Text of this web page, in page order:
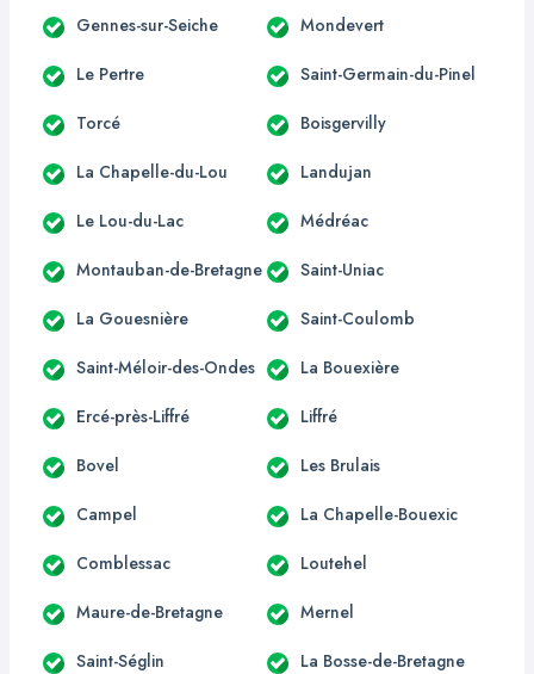
Gennes-sur-Seiche Mondevert
Le Pertre Saint-Germain-du-Pinel
Torcé Boisgervilly
La Chapelle-du-Lou Landujan
Le Lou-du-Lac Médréac
Montauban-de-Bretagne Saint-Uniac
La Gouesnière Saint-Coulomb
Saint-Méloir-des-Ondes La Bouexière
Ercé-près-Liffré Liffré
Bovel Les Brulais
Campel La Chapelle-Bouexic
Comblessac Loutehel
Maure-de-Bretagne Mernel
Saint-Séglin La Bosse-de-Bretagne